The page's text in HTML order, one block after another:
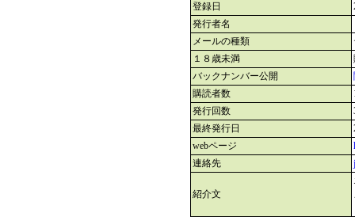
登録日
発行者名
メールの種類
１８歳未満
バックナンバー公開
購読者数
発行回数
最終発行日
webページ
連絡先
紹介文